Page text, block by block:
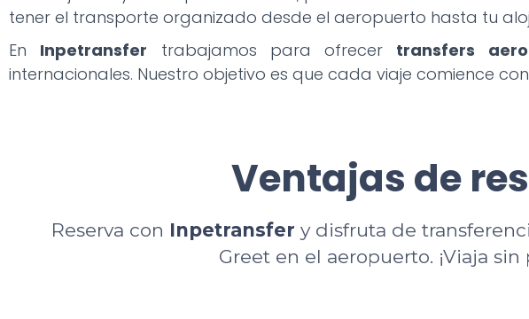
tener el transporte organizado desde el aeropuerto hasta tu
En Inpetransfer trabajamos para ofrecer transfers
internacionales. Nuestro objetivo es que cada viaje comience
Ventajas de
Reserva con Inpetransfer y disfruta de
Greet en el aeropuerto. ¡Viaja